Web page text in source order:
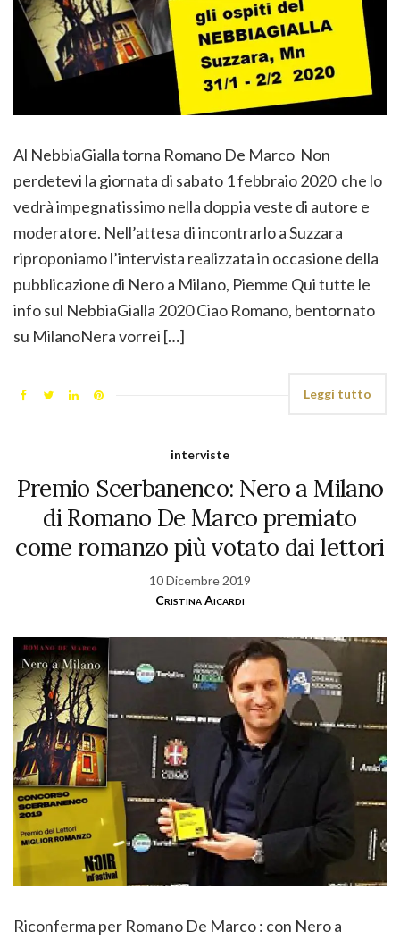
Al NebbiaGialla torna Romano De Marco Non
perdetevi la giornata di sabato 1 febbraio 2020 che lo
vedrà impegnatissimo nella doppia veste di autore e
moderatore. Nell’attesa di incontrarlo a Suzzara
riproponiamo l’intervista realizzata in occasione della
pubblicazione di Nero a Milano, Piemme Qui tutte le
info sul NebbiaGialla 2020 Ciao Romano, bentornato
su MilanoNera vorrei […]
Leggi tutto
interviste
Premio Scerbanenco: Nero a Milano
di Romano De Marco premiato
come romanzo più votato dai lettori
10 Dicembre 2019
Cristina Aicardi
Riconferma per Romano De Marco : con Nero a